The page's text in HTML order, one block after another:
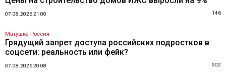
07.08.2026 21:00 146
Матушка Россия
Грядущий запрет доступа российских подростков в
соцсети: реальность или фейк?
07.08.2026 20:08 502